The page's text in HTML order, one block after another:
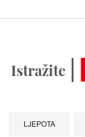
Istražite
LJEPOTA